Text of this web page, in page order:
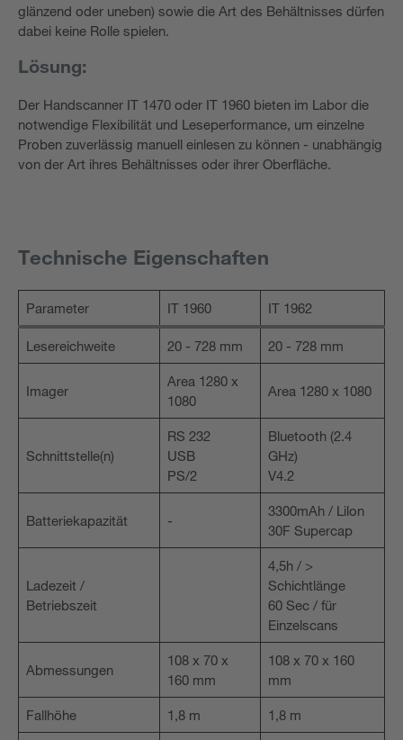
glänzend oder uneben) sowie die Art des Behältnisses dürfen
dabei keine Rolle spielen.
Lösung:
Der Handscanner IT 1470 oder IT 1960 bieten im Labor die
notwendige Flexibilität und Leseperformance, um einzelne
Proben zuverlässig manuell einlesen zu können - unabhängig
von der Art ihres Behältnisses oder ihrer Oberfläche.
Technische Eigenschaften
Parameter IT 1960 IT 1962
Lesereichweite 20 - 728 mm 20 - 728 mm
Imager
Area 1280 x
1080
Area 1280 x 1080
Schnittstelle(n)
RS 232
USB
PS/2
Bluetooth (2.4
GHz)
V4.2
Batteriekapazität -
3300mAh / Lilon
30F Supercap
Ladezeit /
Betriebszeit
4,5h / >
Schichtlänge
60 Sec / für
Einzelscans
Abmessungen
108 x 70 x
160 mm
108 x 70 x 160
mm
Fallhöhe 1,8 m 1,8 m